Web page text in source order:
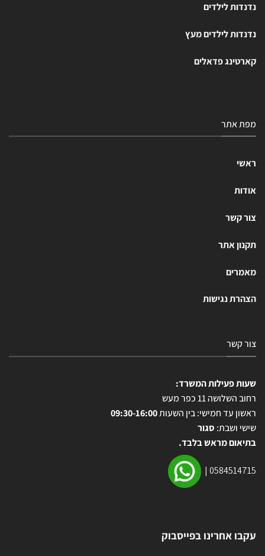
נדנדות לילדים
נדנדות לילדים מעץ
קארטינג פדאלים
מפת אתר
ראשי
אודות
צור קשר
תקנון אתר
מאמרים
הצהרת נגישות
צור קשר
שעות פעילות המשרד:
רחוב השלושה 11 כפר מעש
ראשון עד חמישי: בין השעות09:30-16:00
שישי ושבת: סגור
בתיאום מראש בלבד.
0584514715
|
עקבו אחרינו בפייסבוק